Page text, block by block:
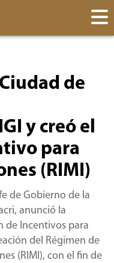
de
y creó el
para
(RIMI)
de Gobierno de la
anunció la
de Incentivos para
del Régimen de
(RIMI), con el fin de